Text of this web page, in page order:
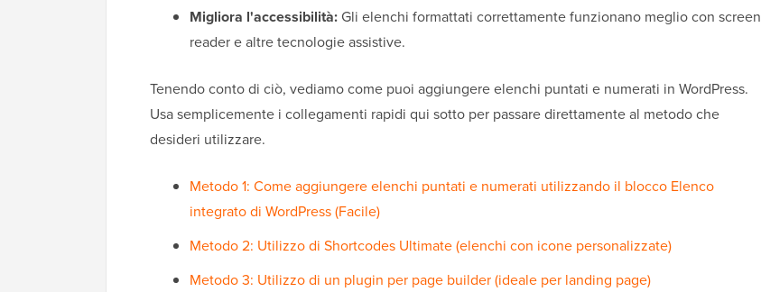
Migliora l'accessibilità: Gli elenchi formattati correttamente funzionano meglio con screen
reader e altre tecnologie assistive.
Tenendo conto di ciò, vediamo come puoi aggiungere elenchi puntati e numerati in WordPress.
Usa semplicemente i collegamenti rapidi qui sotto per passare direttamente al metodo che
desideri utilizzare.
Metodo 1: Come aggiungere elenchi puntati e numerati utilizzando il blocco Elenco
integrato di WordPress (Facile)
Metodo 2: Utilizzo di Shortcodes Ultimate (elenchi con icone personalizzate)
Metodo 3: Utilizzo di un plugin per page builder (ideale per landing page)